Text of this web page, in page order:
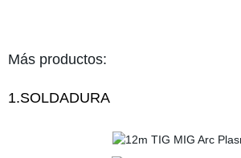
Más productos:
1.SOLDADURA